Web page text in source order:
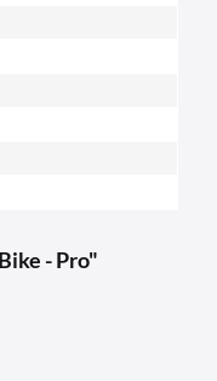
- Pro"